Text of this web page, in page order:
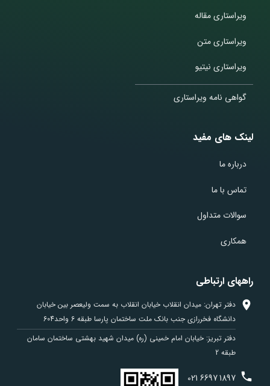
ویراستاری مقاله
ویراستاری متن
ویراستاری نیتیو
گواهی نامه ویراستاری
لینک های مفید
درباره ما
تماس با ما
سوالات متداول
همکاری
راههای ارتباطی
دفتر تهران: میدان انقلاب خیابان انقلاب به سمت ولیعصر بین خیابان
دانشگاه فخررازی جنب بانک ملت ساختمان پارسا طبقه 6 واحد604
دفتر تبریز: خیابان امام خمینی (ره) میدان شهید بهشتی ساختمان سامان
طبقه 2
021 66971897